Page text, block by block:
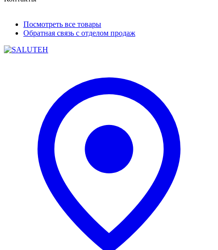
Посмотреть все товары
Обратная связь с отделом продаж